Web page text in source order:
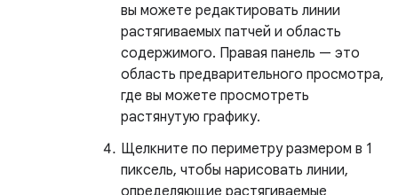
вы можете редактировать линии
растягиваемых патчей и область
содержимого. Правая панель — это
область предварительного просмотра,
где вы можете просмотреть
растянутую графику.
Щелкните по периметру размером в 1
пиксель, чтобы нарисовать линии,
определяющие растягиваемые